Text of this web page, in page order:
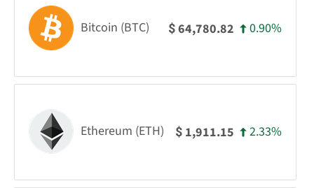
Bitcoin (BTC) $64,780.82 0.90%
Ethereum (ETH) $ 1,911.15 2.33%